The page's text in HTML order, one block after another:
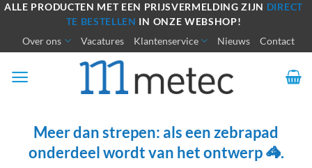
Ga
inhoud
ALLE PRODUCTEN MET EEN PRIJSVERMELDING ZIJN DIRECT
TE BESTELLEN IN ONZE WEBSHOP!
Over ons Vacatures Klantenservice Nieuws Contact
Meer dan strepen: als een zebrapad
onderdeel wordt van het ontwerp 🦓.